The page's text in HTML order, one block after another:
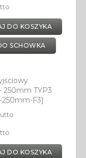
DO KOSZYKA
SCHOWKA
250mm TYP3
250mm-F3]
DO KOSZYKA